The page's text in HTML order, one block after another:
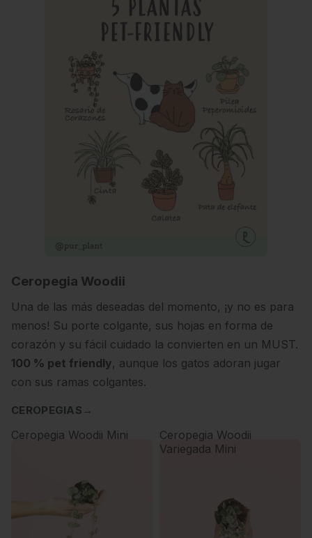
Ceropegia Woodii
Una de las más deseadas del momento, ¡y no es para
menos! Su porte colgante, sus hojas en forma de
corazón y su fácil cuidado la convierten en un MUST.
100 % pet friendly, aunque los gatos adoran jugar
con sus ramas colgantes.
CEROPEGIAS →
Ceropegia Woodii Mini
Ceropegia Woodii
Variegada Mini